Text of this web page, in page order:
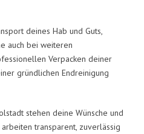
deines Hab und Guts,
auch bei weiteren
Verpacken deiner
gründlichen Endreinigung
stehen deine Wünsche und
transparent, zuverlässig